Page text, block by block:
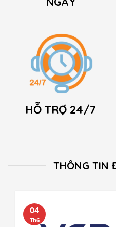
đến những nước
HỖ TRỢ 24/7
THÔNG TIN
04
Th6